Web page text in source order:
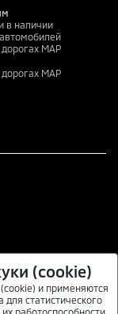
в наличии
MAP
MAP
не является публичной
(cookie)
и применяются
статистического
работоспособности,